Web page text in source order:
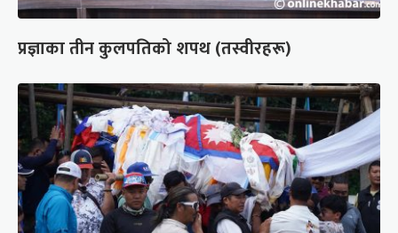
प्रज्ञाका तीन कुलपतिको शपथ (तस्वीरहरू)